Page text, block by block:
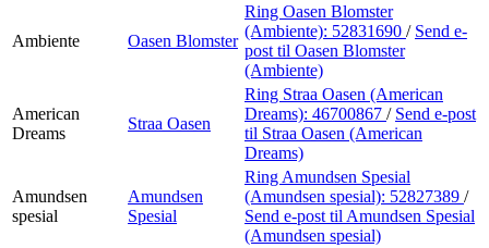
Ambiente Oasen Blomster
Ring Oasen Blomster
(Ambiente): 52831690 / Send e-
post til Oasen Blomster
(Ambiente)
American
Dreams
Straa Oasen
Ring Straa Oasen (American
Dreams): 46700867 / Send e-post
til Straa Oasen (American
Dreams)
Amundsen
spesial
Amundsen
Spesial
Ring Amundsen Spesial
(Amundsen spesial): 52827389 /
Send e-post til Amundsen Spesial
(Amundsen spesial)